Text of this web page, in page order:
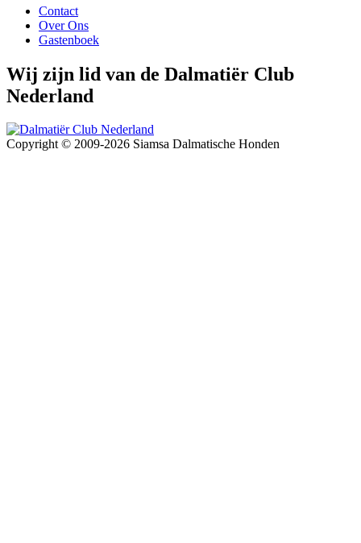
Contact
Over Ons
Gastenboek
Wij zijn lid van de Dalmatiër Club
Nederland
Copyright © 2009-2026 Siamsa Dalmatische Honden